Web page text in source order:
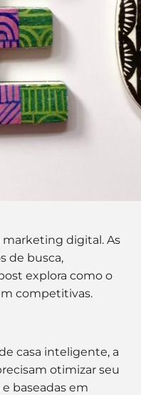
marketing digital. As
de busca,
explora como o
competitivas.
casa inteligente, a
otimizar seu
baseadas em